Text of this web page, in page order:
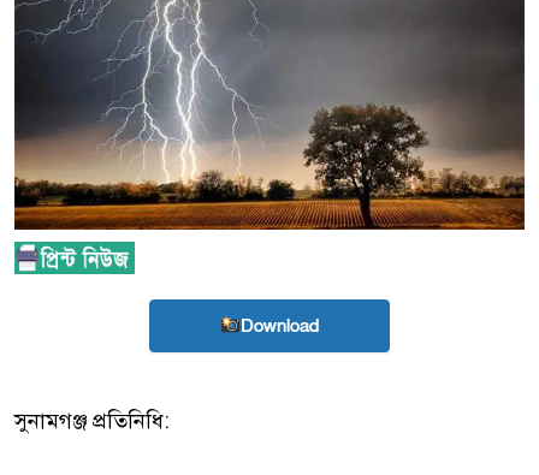
Download
সুনামগঞ্জ প্রতিনিধি: